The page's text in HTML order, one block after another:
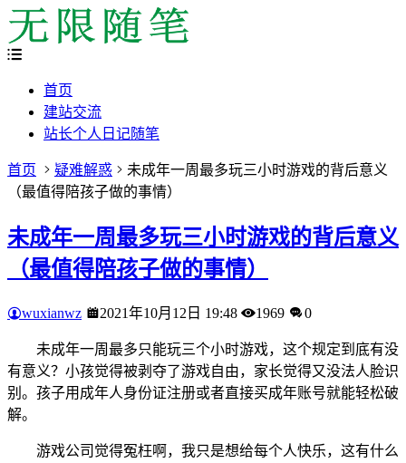
首页
建站交流
站长个人日记随笔
首页 疑难解惑
未成年一周最多玩三小时游戏的背后意义
（最值得陪孩子做的事情）
未成年一周最多玩三小时游戏的背后意义
（最值得陪孩子做的事情）
wuxianwz 2021年10月12日 19:48 1969 0
未成年一周最多只能玩三个小时游戏，这个规定到底有没
有意义？小孩觉得被剥夺了游戏自由，家长觉得又没法人脸识
别。孩子用成年人身份证注册或者直接买成年账号就能轻松破
解。
游戏公司觉得冤枉啊，我只是想给每个人快乐，这有什么